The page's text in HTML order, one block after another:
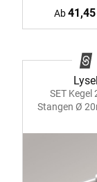
Ab41,45
Lysel
SET Kegel
Stangen Ø